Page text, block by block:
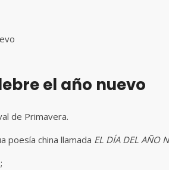
el año nuevo
de Primavera.
poesía china llamada EL DÍA DEL AÑO